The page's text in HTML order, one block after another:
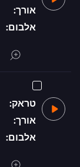
אורך:
אלבום:
טראק:
אורך:
אלבום: